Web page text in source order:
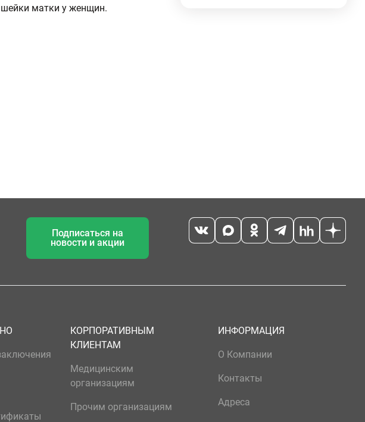
шейки матки у женщин.
Подписаться на
новости и акции
КОРПОРАТИВНЫМ
КЛИЕНТАМ
Медицинским
организациям
Прочим организациям
ИНФОРМАЦИЯ
О Компании
Контакты
Адреса